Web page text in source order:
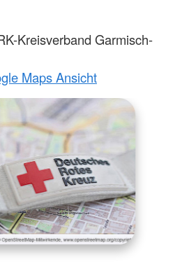
Kreisverband Garmisch-
Maps Ansicht